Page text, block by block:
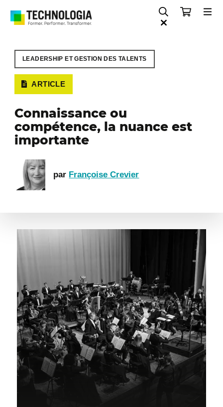
LEADERSHIP ET GESTION DES TALENTS
ARTICLE
Connaissance ou
compétence, la nuance est
importante
par Françoise Crevier